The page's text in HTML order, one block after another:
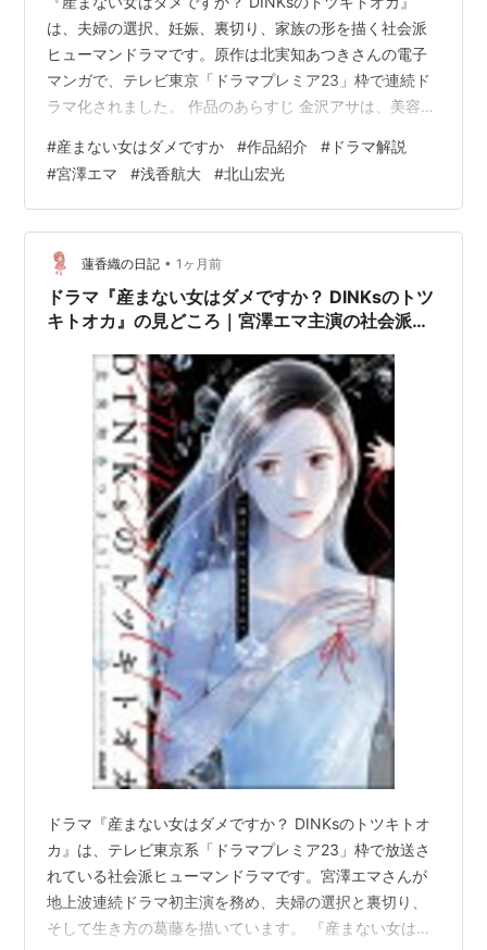
は、夫婦の選択、妊娠、裏切り、家族の形を描く社会派
ヒューマンドラマです。原作は北実知あつきさんの電子
マンガで、テレビ東京「ドラマプレミア23」枠で連続ド
ラマ化されました。 作品のあらすじ 金沢アサは、美容師
て暮らしていました。毒親に支配された過去から、アサ
は子どもを持たないと心に決めていました。しかし、
夫・哲也の中には父親になりたいという願いがあり、2人
の関係は予期せぬ妊娠をきっかけに大きく崩れていきま
す。 社会派ドラマとしてのテーマ この作品が描くのは、
単なる夫婦のトラブルではありませ…
#産まない女はダメですか #作品紹介 # ドラマ解説
#宮澤エマ #浅香航大 #北山宏光
蓮香織の日記 • 1ヶ月前
ドラマ『産まない女はダメですか？ DINKsのトツ
キトオカ』の見どころ｜宮澤エマ主演の社会派ヒ
ドラマ『産まない女はダメですか？ DINKsのトツキトオ
カ』は、テレビ東京系「ドラマプレミア23」枠で放送さ
れている社会派ヒューマンドラマです。宮澤エマさんが
地上波連続ドラマ初主演を務め、夫婦の選択と裏切り、
そして生き方の葛藤を描いています。 『産まない女はダ